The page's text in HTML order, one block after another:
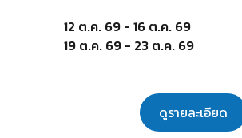
12 ต.ค. 69 -16 ต.ค. 69
19 ต.ค. 69 - 23 ต.ค. 69
ดูรายละเอียด